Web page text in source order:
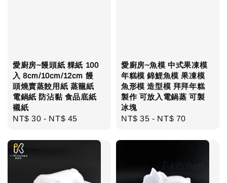
愛廚房~饅頭紙 粿紙 100
入 8cm/10cm/12cm 饅
頭燒賣蒸餃用紙 蒸籠紙
電鍋紙 防沾黏 食品底紙
襯紙
Regular
NT$ 30 - NT$ 45
愛廚房~魚模 中式果凍模
年糕模 錦鯉魚模 果凍模
魚形模 造型模 拜拜年糕
製作 可放入電鍋蒸 可製
冰塊
Regular
NT$ 35 - NT$ 70